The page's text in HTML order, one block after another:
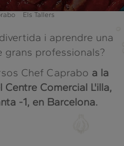
Els Tallers
i aprendre una
grans professionals?
Chef Caprabo a la
Comercial L'illa,
-1, en Barcelona.